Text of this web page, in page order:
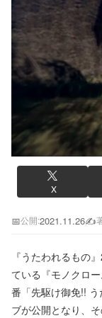
X
📅公開:2021.11.26✍️
『うたわれるもの
ている『モノクロ
番「先駆け御免!!
ブが公開となり、